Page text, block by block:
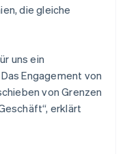
die gleiche
uns ein
Engagement von
von Grenzen
erklärt